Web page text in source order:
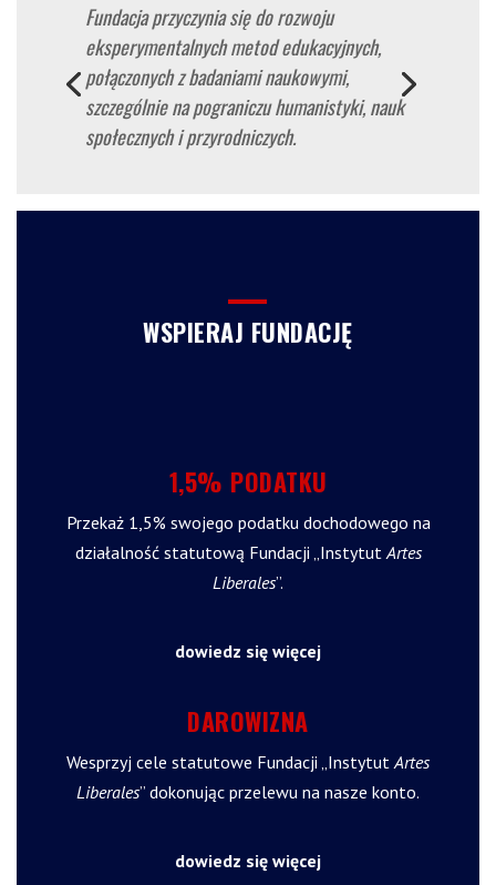
Fundacja przyczynia się do rozwoju
eksperymentalnych metod edukacyjnych,
połączonych z badaniami naukowymi,
szczególnie na pograniczu humanistyki, nauk
społecznych i przyrodniczych.
WSPIERAJ FUNDACJĘ
1,5% PODATKU
Przekaż 1,5% swojego podatku dochodowego na
działalność statutową Fundacji „InstytutArtes
Liberales”.
dowiedz się więcej
DAROWIZNA
Wesprzyj cele statutowe Fundacji „Instytut Artes
Liberales” dokonując przelewu na nasze konto.
dowiedz się więcej